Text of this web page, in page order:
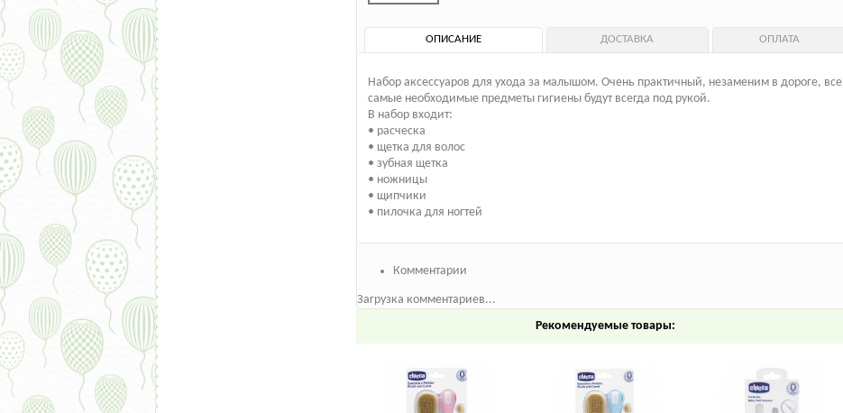
ОПИСАНИЕ ДОСТАВКА ОПЛАТА
Набор аксессуаров для ухода за малышом. Очень практичный, незаменим в дороге, все
самые необходимые предметы гигиены будут всегда под рукой.
В набор входит:
• расческа
• щетка для волос
• зубная щетка
• ножницы
• щипчики
• пилочка для ногтей
Комментарии
Загрузка комментариев...
Рекомендуемые товары: